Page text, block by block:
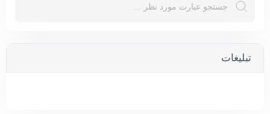
تبلیغات